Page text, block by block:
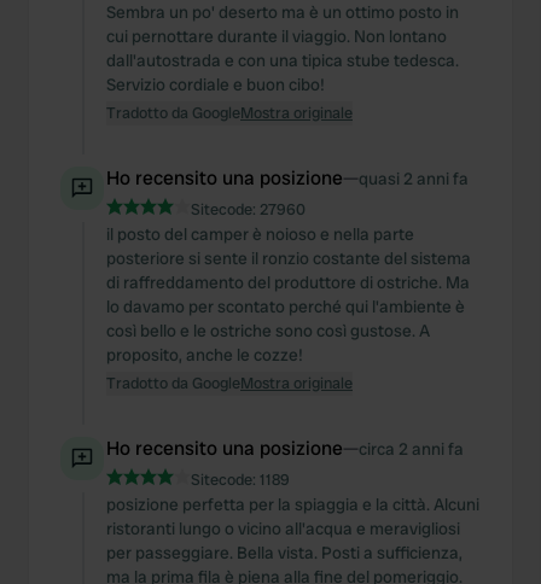
Sembra un po' deserto ma è un ottimo posto in
cui pernottare durante il viaggio. Non lontano
dall'autostrada e con una tipica stube tedesca.
Servizio cordiale e buon cibo!
Tradotto da GoogleMostra originale
Ho recensito una posizione—quasi 2 anni fa
Sitecode: 27960
il posto del camper è noioso e nella parte
posteriore si sente il ronzio costante del sistema
di raffreddamento del produttore di ostriche. Ma
lo davamo per scontato perché qui l'ambiente è
così bello e le ostriche sono così gustose. A
proposito, anche le cozze!
Tradotto da GoogleMostra originale
Ho recensito una posizione—circa 2 anni fa
Sitecode: 1189
posizione perfetta per la spiaggia e la città. Alcuni
ristoranti lungo o vicino all'acqua e meravigliosi
per passeggiare. Bella vista. Posti a sufficienza,
ma la prima fila è piena alla fine del pomeriggio.